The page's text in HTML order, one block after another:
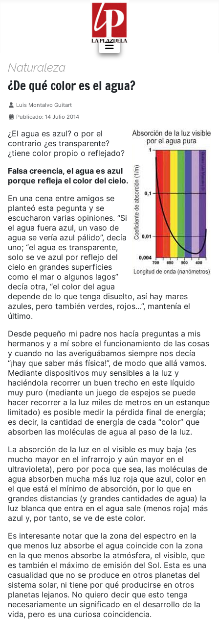
Naturaleza
¿De qué color es el agua?
Detalles
Luis Montalvo Guitart
Publicado: 14 Julio 2014
¿El agua es azul? o por el
contrario ¿es transparente?
¿tiene color propio o reflejado?
Falsa creencia, el agua es azul
porque refleja el color del cielo.
En una cena entre amigos se
planteó esta pegunta y se
escucharon varias opiniones. “Si
el agua fuera azul, un vaso de
agua se vería azul pálido”, decía
uno; “el agua es transparente,
solo se ve azul por reflejo del
cielo en grandes superficies
como el mar o algunos lagos”
decía otra, “el color del agua
depende de lo que tenga disuelto, así hay mares
azules, pero también verdes, rojos…”, mantenía el
último.
Desde pequeño mi padre nos hacía preguntas a mis
hermanos y a mí sobre el funcionamiento de las cosas
y cuando no las averiguábamos siempre nos decía
“¡hay que saber más física!”, de modo que allá vamos.
Mediante dispositivos muy sensibles a la luz y
haciéndola recorrer un buen trecho en este líquido
muy puro (mediante un juego de espejos se puede
hacer recorrer a la luz miles de metros en un estanque
limitado) es posible medir la pérdida final de energía;
es decir, la cantidad de energía de cada “color” que
absorben las moléculas de agua al paso de la luz.
La absorción de la luz en el visible es muy baja (es
mucho mayor en el infrarrojo y aún mayor en el
ultravioleta), pero por poca que sea, las moléculas de
agua absorben mucha más luz roja que azul, color en
el que está el mínimo de absorción, por lo que en
grandes distancias (y grandes cantidades de agua) la
luz blanca que entra en el agua sale (menos roja) más
azul y, por tanto, se ve de este color.
Es interesante notar que la zona del espectro en la
que menos luz absorbe el agua coincide con la zona
en la que menos absorbe la atmósfera, el visible, que
es también el máximo de emisión del Sol. Esta es una
casualidad que no se produce en otros planetas del
sistema solar, ni tiene por qué producirse en otros
planetas lejanos. No quiero decir que esto tenga
necesariamente un significado en el desarrollo de la
vida, pero es una curiosa coincidencia.